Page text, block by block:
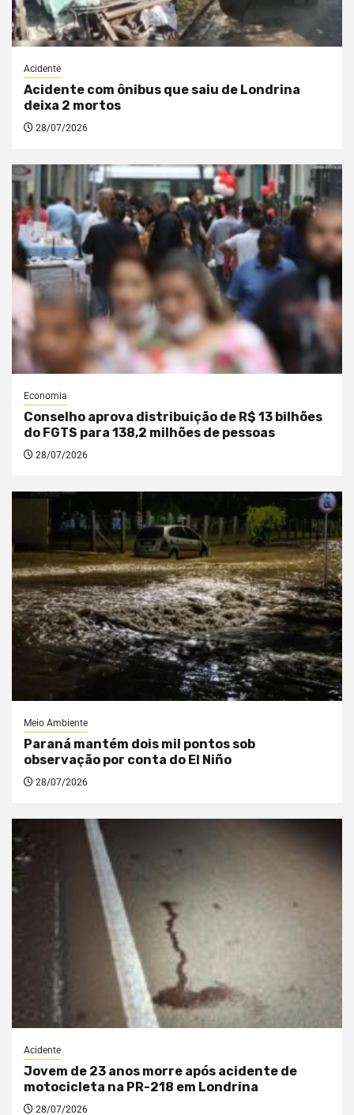
Acidente
Acidente com ônibus que saiu de Londrina
deixa 2 mortos
28/07/2026
Economia
Conselho aprova distribuição de R$ 13 bilhões
do FGTS para 138,2 milhões de pessoas
28/07/2026
Meio Ambiente
Paraná mantém dois mil pontos sob
observação por conta do El Niño
28/07/2026
Acidente
Jovem de 23 anos morre após acidente de
motocicleta na PR-218 em Londrina
28/07/2026